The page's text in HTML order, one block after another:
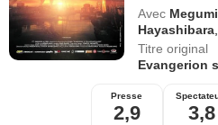
Avec
Hayashibara
Titre original
Evangerion
Presse
2,9 3,8